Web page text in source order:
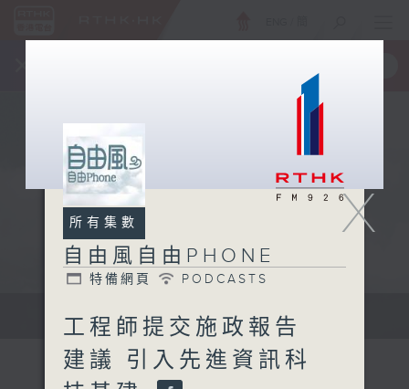
聲音更立體 意見更多元
X
所有集數
自由風自由PHONE
特備網頁 PODCASTS
工程師提交施政報告
建議 引入先進資訊科